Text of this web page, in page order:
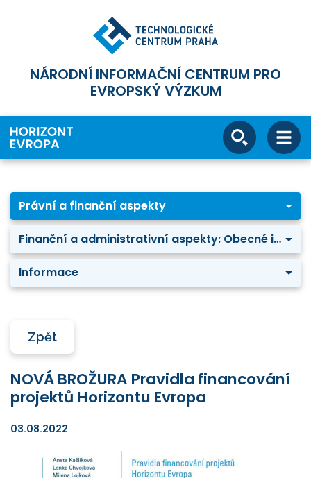
NÁRODNÍ INFORMAČNÍ CENTRUM PRO
EVROPSKÝ VÝZKUM
Právní a finanční aspekty
Finanční a administrativní aspekty: Obecné informace
Informace
Zpět
NOVÁ BROŽURA Pravidla financování
projektů Horizontu Evropa
03.08.2022